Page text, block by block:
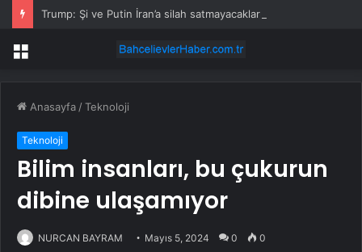
Trump: Şi ve Putin İran’a silah satmayacaklarını söyledi
Menü
Anasayfa /Teknoloji
Teknoloji
Bilim insanları, bu çukurun
dibine ulaşamıyor
NURCAN BAYRAM Mayıs 5, 2024 0 0